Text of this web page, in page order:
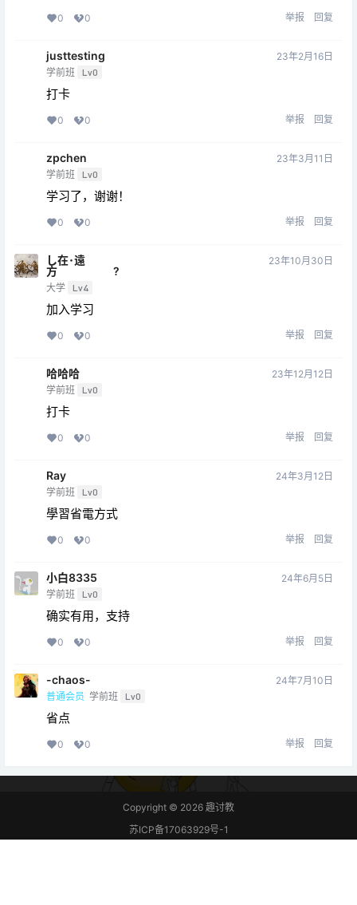
0 0 举报 回复
justtesting
学前班 Lv0
23年2月16日
打卡
0 0 举报 回复
zpchen
学前班 Lv0
23年3月11日
学习了，谢谢！
0 0 举报 回复
し在･遠
方 ?
大学 Lv4
23年10月30日
加入学习
0 0 举报 回复
哈哈哈
学前班 Lv0
23年12月12日
打卡
0 0 举报 回复
Ray
学前班 Lv0
24年3月12日
學習省電方式
0 0 举报 回复
小白8335
学前班 Lv0
24年6月5日
确实有用，支持
0 0 举报 回复
-chaos-
普通会员 学前班 Lv0
24年7月10日
省点
0 0 举报 回复
Copyright © 2026 趣讨教
苏ICP备17063929号-1